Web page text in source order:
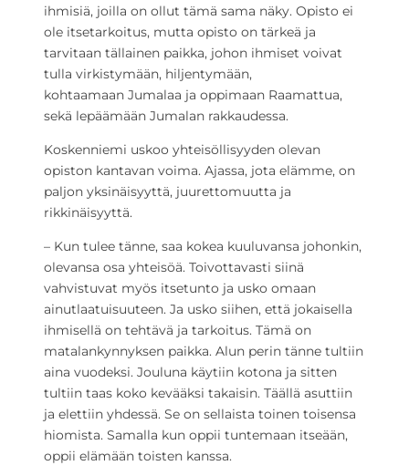
ihmisiä, joilla on ollut tämä sama näky. Opisto ei
ole itsetarkoitus, mutta opisto on tärkeä ja
tarvitaan tällainen paikka, johon ihmiset voivat
tulla virkistymään, hiljentymään,
kohtaamaan Jumalaa ja oppimaan Raamattua,
sekä lepäämään Jumalan rakkaudessa.
Koskenniemi uskoo yhteisöllisyyden olevan
opiston kantavan voima. Ajassa, jota elämme, on
paljon yksinäisyyttä, juurettomuutta ja
rikkinäisyyttä.
– Kun tulee tänne, saa kokea kuuluvansa johonkin,
olevansa osa yhteisöä. Toivottavasti siinä
vahvistuvat myös itsetunto ja usko omaan
ainutlaatuisuuteen. Ja usko siihen, että jokaisella
ihmisellä on tehtävä ja tarkoitus. Tämä on
matalankynnyksen paikka. Alun perin tänne tultiin
aina vuodeksi. Jouluna käytiin kotona ja sitten
tultiin taas koko kevääksi takaisin. Täällä asuttiin
ja elettiin yhdessä. Se on sellaista toinen toisensa
hiomista. Samalla kun oppii tuntemaan itseään,
oppii elämään toisten kanssa.